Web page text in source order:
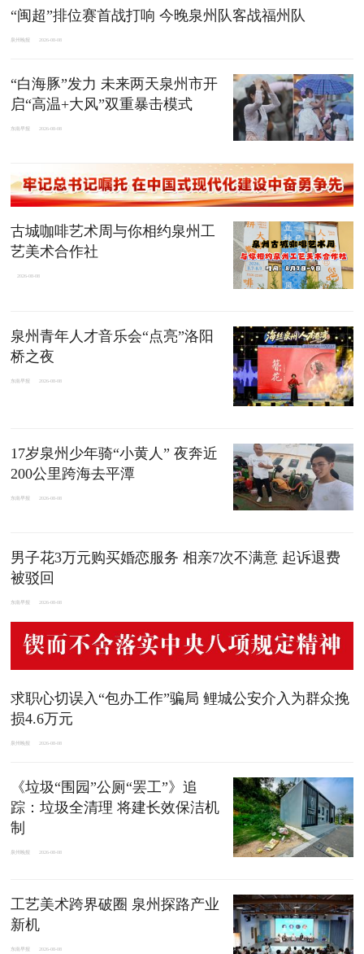
“闽超”排位赛首战打响 今晚泉州队客战福州队
泉州晚报 2026-08-08
“白海豚”发力 未来两天泉州市开
启“高温+大风”双重暴击模式
东南早报 2026-08-08
古城咖啡艺术周与你相约泉州工
艺美术合作社
2026-08-08
泉州青年人才音乐会“点亮”洛阳
桥之夜
东南早报 2026-08-08
17岁泉州少年骑“小黄人” 夜奔近
200公里跨海去平潭
东南早报 2026-08-08
男子花3万元购买婚恋服务 相亲7次不满意 起诉退费
被驳回
东南早报 2026-08-08
求职心切误入“包办工作”骗局 鲤城公安介入为群众挽
损4.6万元
泉州晚报 2026-08-08
​《垃圾“围园”公厕“罢工”》追
踪：垃圾全清理 将建长效保洁机
制
泉州晚报 2026-08-08
工艺美术跨界破圈 泉州探路产业
新机
东南早报 2026-08-08